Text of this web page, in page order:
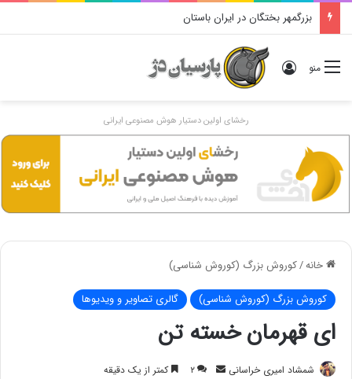
بزرگمهر بختگان در ایران باستان
منو ورود
رخشای اولین دستیار هوش مصنوعی ایرانی
خانه/کوروش بزرگ (کوروش شناسی)
کوروش بزرگ (کوروش شناسی) گالری تصاویر و ویدیوها
ای قهرمان خسته تن
شمشاد امیری خراسانی
ارسال۲ کمتر از یک دقیقه